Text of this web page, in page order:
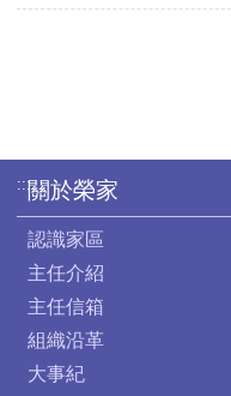
:::關於榮家
認識家區
主任介紹
主任信箱
組織沿革
大事紀